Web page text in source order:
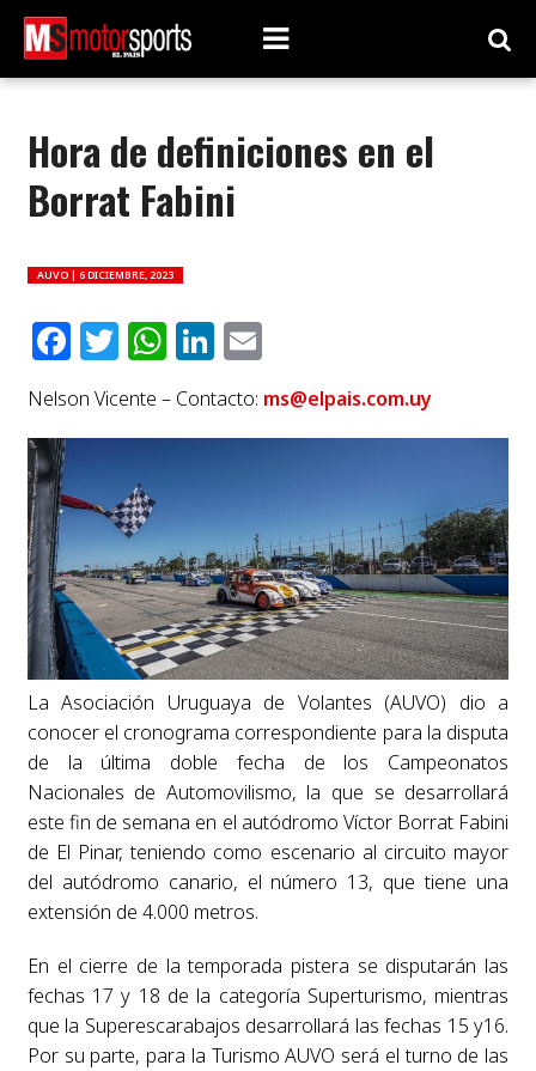
Hora de definiciones en el
Borrat Fabini
AUVO | 6 DICIEMBRE, 2023
Facebook
Twitter
WhatsApp
LinkedIn
Email
Nelson Vicente – Contacto: ms@elpais.com.uy
La Asociación Uruguaya de Volantes (AUVO) dio a
conocer el cronograma correspondiente para la disputa
de la última doble fecha de los Campeonatos
Nacionales de Automovilismo, la que se desarrollará
este fin de semana en el autódromo Víctor Borrat Fabini
de El Pinar, teniendo como escenario al circuito mayor
del autódromo canario, el número 13, que tiene una
extensión de 4.000 metros.
En el cierre de la temporada pistera se disputarán las
fechas 17 y 18 de la categoría Superturismo, mientras
que la Superescarabajos desarrollará las fechas 15 y16.
Por su parte, para la Turismo AUVO será el turno de las